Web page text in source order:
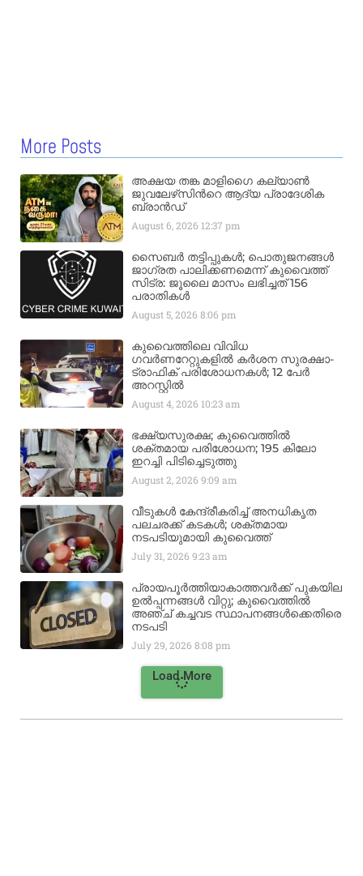
More Posts
അക്ഷയ തങ്ക മാളിഗൈ കല്യാണ്‍
ജുവലേഴ്‌സിന്‍റെ ആദ്യ പ്രാദേശിക
ബ്രാന്‍ഡ്
August 6, 2026 12:37 pm
സൈബർ തട്ടിപ്പുകൾ; പൊതുജനങ്ങൾ
ജാഗ്രത പാലിക്കണമെന്ന് കുവൈത്ത്
സിട്ര: ജൂലൈ മാസം ലഭിച്ചത് 156
പരാതികൾ
August 5, 20268:06 pm
കുവൈത്തിലെ വിവിധ
ഗവർണറേറ്റുകളിൽ കർശന സുരക്ഷാ-
ട്രാഫിക് പരിശോധനകൾ; 12 പേർ
അറസ്റ്റിൽ
August 4, 2026 10:23 am
ഭക്ഷ്യസുരക്ഷ; കുവൈത്തിൽ
ശക്തമായ പരിശോധന; 195 കിലോ
ഇറച്ചി പിടിച്ചെടുത്തു
August 2, 20269:09 am
വീടുകൾ കേന്ദ്രീകരിച്ച് അനധികൃത
പലചരക്ക് കടകൾ; ശക്തമായ
നടപടിയുമായി കുവൈത്ത്
July 31, 20269:23 am
പ്രായപൂർത്തിയാകാത്തവർക്ക് പുകയില
ഉൽപ്പന്നങ്ങൾ വിറ്റു; കുവൈത്തിൽ
അഞ്ച് കച്ചവട സ്ഥാപനങ്ങൾക്കെതിരെ
നടപടി
July 29, 20268:08 pm
Load More